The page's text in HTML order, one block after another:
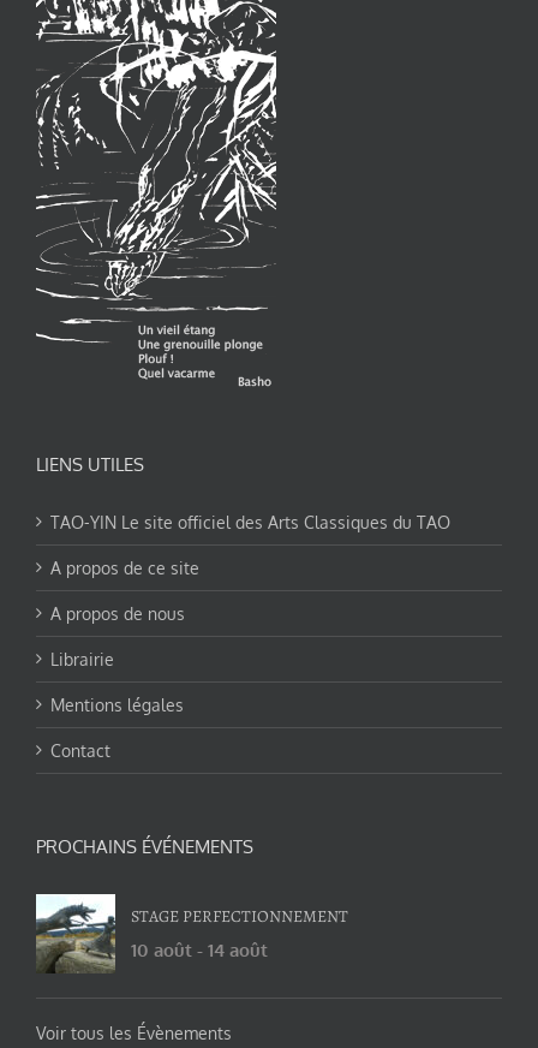
LIENS UTILES
TAO-YIN Le site officiel des Arts Classiques du TAO
A propos de ce site
A propos de nous
Librairie
Mentions légales
Contact
PROCHAINS ÉVÉNEMENTS
STAGE PERFECTIONNEMENT
10 août - 14 août
Voir tous les Évènements